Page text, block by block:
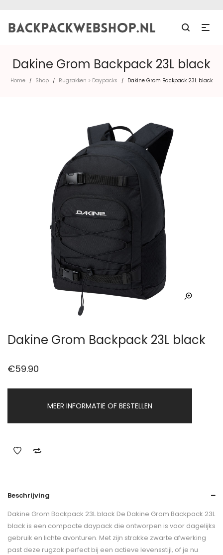
Dakine Grom Backpack 23L black
Home / Shop / Rugzakken > Daypacks / Dakine Grom Backpack 23L black
Dakine Grom Backpack 23L black
€59.90
MEER INFORMATIE OF BESTELLEN
Beschrijving
Dakine Grom Backpack 23L black De Dakine Grom Backpack 23L
black is een compacte daypack die ontworpen is voor dagelijks
gebruik en lichte avonturen. Met zijn strakke zwarte afwerking
past deze rugzak perfect bij een actieve levensstijl, of je nu